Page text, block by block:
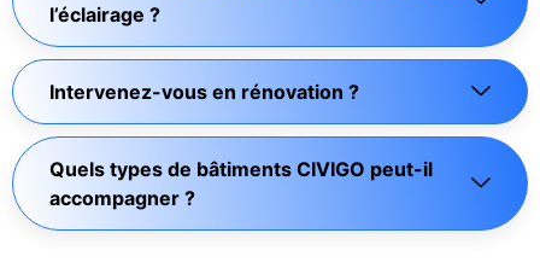
l’éclairage ?
Intervenez-vous en rénovation ?
Quels types de bâtiments CIVIGO peut-il
accompagner ?